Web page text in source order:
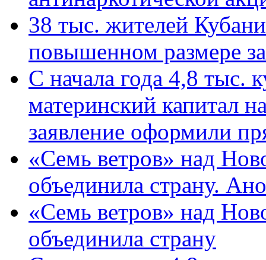
38 тыс. жителей
повышенном размере
С начала года 4,8 тыс.
материнский капитал
заявление оформили
«Семь ветров» над
объединила страну.
«Семь ветров» над
объединила страну